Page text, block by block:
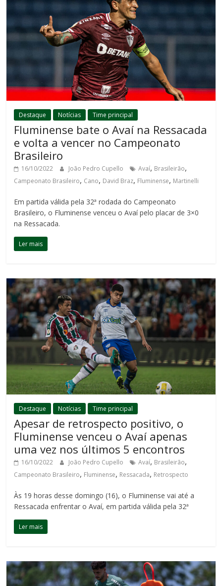
Destaque Notícias Time principal
Fluminense bate o Avaí na Ressacada
e volta a vencer no Campeonato
Brasileiro
16/10/2022 João Pedro Cupello Avaí, Brasileirão,
Campeonato Brasileiro, Cano, David Braz, Fluminense, Martinelli
Em partida válida pela 32ª rodada do Campeonato
Brasileiro, o Fluminense venceu o Avaí pelo placar de 3×0
na Ressacada.
Ler mais
Destaque Notícias Time principal
Apesar de retrospecto positivo, o
Fluminense venceu o Avaí apenas
uma vez nos últimos 5 encontros
16/10/2022 João Pedro Cupello Avaí, Brasileirão,
Campeonato Brasileiro, Fluminense, Ressacada, Retrospecto
Às 19 horas desse domingo (16), o Fluminense vai até a
Ressacada enfrentar o Avaí, em partida válida pela 32ª
Ler mais